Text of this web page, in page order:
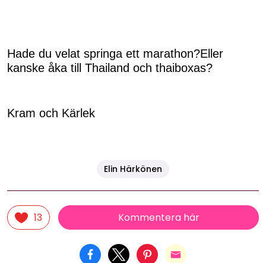
Hade du velat springa ett marathon?Eller
kanske åka till Thailand och thaiboxas?
Kram och Kärlek
Elin Härkönen
13 Kommentera här